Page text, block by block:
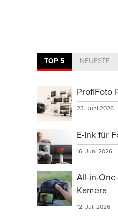
TOP 5 NEUESTE
ProfiFoto
23. Juni 2026
E-Ink für
16. Juni 2026
All-in-
Kamera
12. Juli 2026